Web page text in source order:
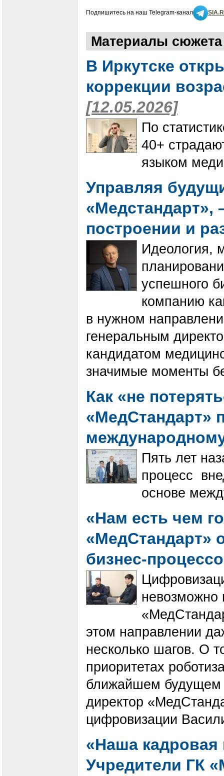
Подпишитесь на наш Telegram-канал
Материалы
В Иркутске
коррекции
[12.05.2026]
По
40+
языком
Управляя
«Медстандарт»,
построении и
Идеология,
успешного
компанию
в нужном
генеральным
кандидатом
значимые моменты
Как «не
«МедСтандарт»
Пять лет
процесс
основе
«Нам есть чем
«МедСтандарт»
бизнес-
невозможно
этом направлении
несколько шагов. О
приоритетах
ближайшем будущем
директор
цифровизации
«Наша кадровая
Учредители ГК